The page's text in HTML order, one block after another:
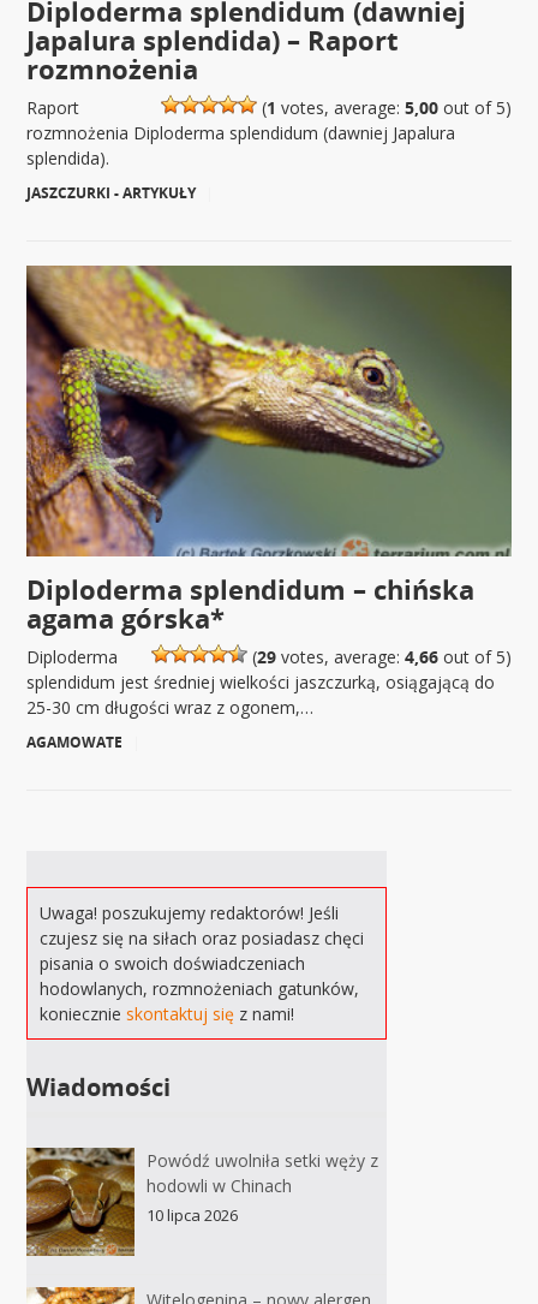
Diploderma splendidum (dawniej
Japalura splendida) – Raport
rozmnożenia
(1 votes, average: 5,00out of 5)
Raport
rozmnożenia Diploderma splendidum (dawniej Japalura
splendida).
JASZCZURKI - ARTYKUŁY
Diploderma splendidum – chińska
agama górska*
(29votes, average: 4,66out of 5)
Diploderma
splendidum jest średniej wielkości jaszczurką, osiągającą do
25-30 cm długości wraz z ogonem,…
AGAMOWATE
Uwaga! poszukujemy redaktorów! Jeśli
czujesz się na siłach oraz posiadasz chęci
pisania o swoich doświadczeniach
hodowlanych, rozmnożeniach gatunków,
koniecznieskontaktuj się z nami!
Wiadomości
Powódź uwolniła setki węży z
hodowli w Chinach
10 lipca 2026
Witelogenina – nowy alergen